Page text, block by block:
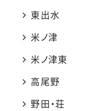
東出水
米ノ津
米ノ津東
高尾野
野田・荘